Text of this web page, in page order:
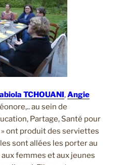
TCHOUANI,Angie
au sein de
Partage, Santé pour
» ont produit des serviettes
sont allées les porter au
femmes et aux jeunes